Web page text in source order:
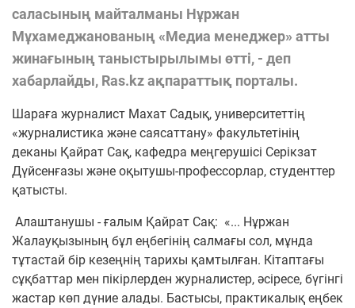
саласының майталманы Нұржан
Мұхамеджанованың «Медиа менеджер» атты
жинағының таныстырылымы өтті, - деп
хабарлайды, Ras.kz ақпараттық порталы.
Шараға журналист Махат Садық, университеттің
«журналистика және саясаттану» факультетінің
деканы Қайрат Сақ, кафедра меңгерушісі Серікзат
Дүйсенғазы және оқытушы-профессорлар, студенттер
қатысты.
Алаштанушы - ғалым Қайрат Сақ: «... Нұржан
Жалауқызының бұл еңбегінің салмағы сол, мұнда
тұтастай бір кезеңнің тарихы қамтылған. Кітаптағы
сұқбаттар мен пікірлерден журналистер, әсіресе, бүгінгі
жастар көп дүние алады. Бастысы, практикалық еңбек